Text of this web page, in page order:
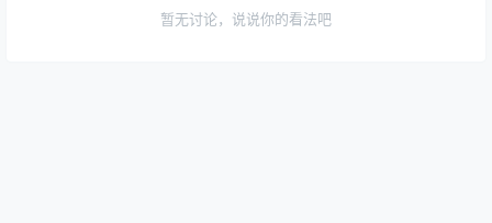
暂无讨论，说说你的看法吧